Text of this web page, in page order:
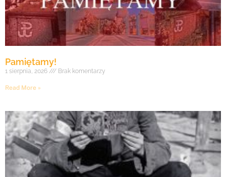
Pamiętamy!
1 sierpnia, 2026 Brak komentarzy
Read More »